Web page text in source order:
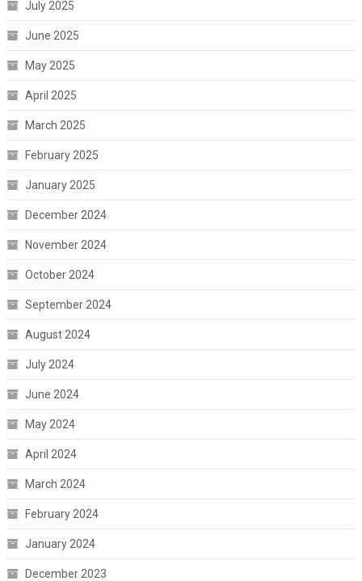
July 2025
June 2025
May 2025
April 2025
March 2025
February 2025
January 2025
December 2024
November 2024
October 2024
September 2024
August 2024
July 2024
June 2024
May 2024
April 2024
March 2024
February 2024
January 2024
December 2023